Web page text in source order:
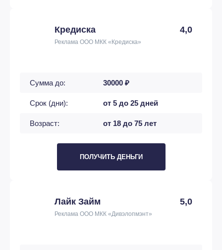
Кредиска 4,0
Реклама ООО МКК «Кредиска»
Сумма до: 30000 ₽
Срок (дни): от 5 до 25 дней
Возраст: от 18 до 75 лет
ПОЛУЧИТЬ ДЕНЬГИ
Лайк Займ 5,0
Реклама ООО МКК «Дивэлопмэнт»